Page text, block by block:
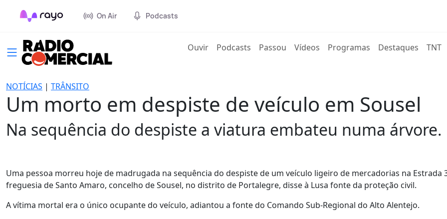
On Air Podcasts
Ouvir(current)
Podcasts Passou Vídeos Programas Destaques TNT
NOTÍCIAS | TRÂNSITO
Um morto em despiste de veículo em Sousel
Na sequência do despiste a viatura embateu numa árvore.
Uma pessoa morreu hoje de madrugada na sequência do despiste de um veículo ligeiro de mercadorias na Estrada
freguesia de Santo Amaro, concelho de Sousel, no distrito de Portalegre, disse à Lusa fonte da proteção civil.
A vítima mortal era o único ocupante do veículo, adiantou a fonte do Comando Sub-Regional do Alto Alentejo.